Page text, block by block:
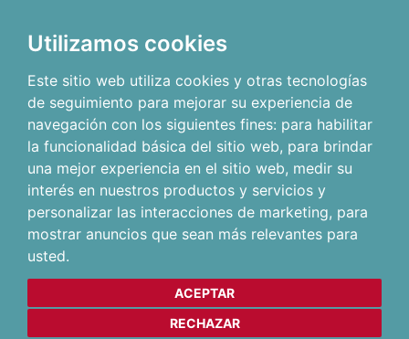
Utilizamos cookies
Este sitio web utiliza cookies y otras tecnologías
de seguimiento para mejorar su experiencia de
navegación con los siguientes fines: para habilitar
la funcionalidad básica del sitio web, para brindar
una mejor experiencia en el sitio web, medir su
interés en nuestros productos y servicios y
personalizar las interacciones de marketing, para
mostrar anuncios que sean más relevantes para
usted.
ACEPTAR
RECHAZAR